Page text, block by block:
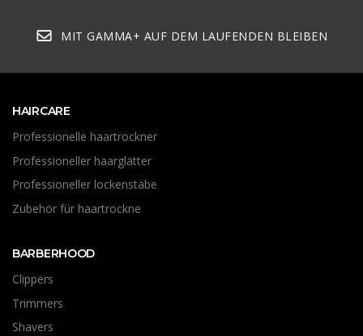
MIT GAMMA+ AUF DEM LAUFENDEN BLEIBEN
HAIRCARE
Professionelle haartrockner
Professioneller haarglätter
Professioneller lockenstäbe
Zubehör für haartrockne
BARBERHOOD
Clippers
Trimmers
Shavers